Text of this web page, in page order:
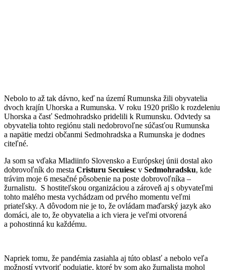
Nebolo to až tak dávno, keď na území Rumunska žili obyvatelia
dvoch krajín Uhorska a Rumunska. V roku 1920 prišlo k rozdeleniu
Uhorska a časť Sedmohradsko pridelili k Rumunsku. Odvtedy sa
obyvatelia tohto regiónu stali nedobrovoľne súčasťou Rumunska
a napätie medzi občanmi Sedmohradska a Rumunska je dodnes
citeľné.
Ja som sa vďaka Mladiinfo Slovensko a Európskej únii dostal ako
dobrovoľník do mesta Cristuru Secuiesc v Sedmohradsku, kde
trávim moje 6 mesačné pôsobenie na poste dobrovoľníka –
žurnalistu. S hostiteľskou organizáciou a zároveň aj s obyvateľmi
tohto malého mesta vychádzam od prvého momentu veľmi
priateľsky. A dôvodom nie je to, že ovládam maďarský jazyk ako
domáci, ale to, že obyvatelia a ich viera je veľmi otvorená
a pohostinná ku každému.
Napriek tomu, že pandémia zasiahla aj túto oblasť a nebolo veľa
možností vytvoriť podujatie, ktoré by som ako žurnalista mohol